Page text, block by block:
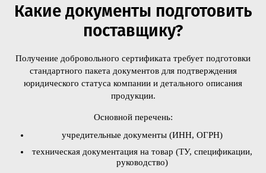
Какие документы подготовить
поставщику?
Получение добровольного сертификата требует подготовки
стандартного пакета документов для подтверждения
юридического статуса компании и детального описания
продукции.
Основной перечень:
учредительные документы (ИНН, ОГРН)
техническая документация на товар (ТУ, спецификации,
руководство)